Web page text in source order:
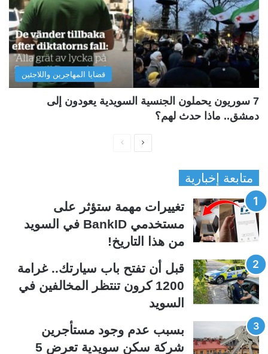
قضايا المهاجرين واللاجئين
7 سوريون يحملون الجنسية السويدية يعودون إلى
دمشق.. ماذا حدث لهم؟
ح
ة
ا
س
ح
ة
ا
ا
ي
ة
متابعة إخبارية
تغييرات مهمة ستؤثر على
مستخدمي BankID في السويد
من هذا التاريخ!
قبل أن تفتح باب سيارتك.. غرامة
1200 كرون تنتظر المخالفين في
السويد
بسبب عدم وجود مستأجرين
شركة سكن سويدية تعرض 5